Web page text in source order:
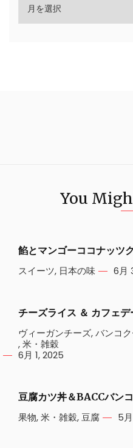
You
餡とマンゴーココナッツ
スイーツ, 日本の味 6月
チーズライス ＆ カフェデ
ヴィーガンチーズ,バンコ
,米・雑穀
6月 1, 2025
豆腐カツ丼＆BACCバン
果物,米・雑穀,豆腐 5